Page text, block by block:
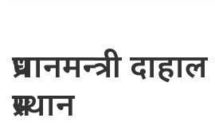
प्रधानमन्त्री
प्रस्थान